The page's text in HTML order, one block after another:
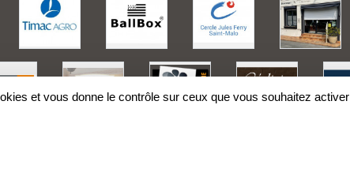
et vous donne le contrôle sur ceux que vous souhaitez activer